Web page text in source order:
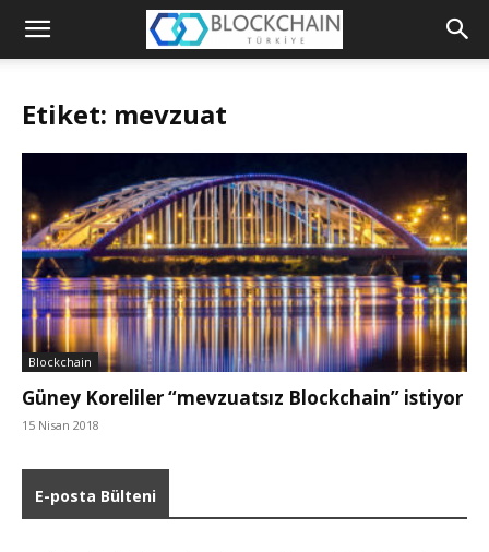
Blockchain
Etiket: mevzuat
Blockchain
Güney Koreliler “mevzuatsız Blockchain” istiyor
15 Nisan 2018
E-posta Bülteni